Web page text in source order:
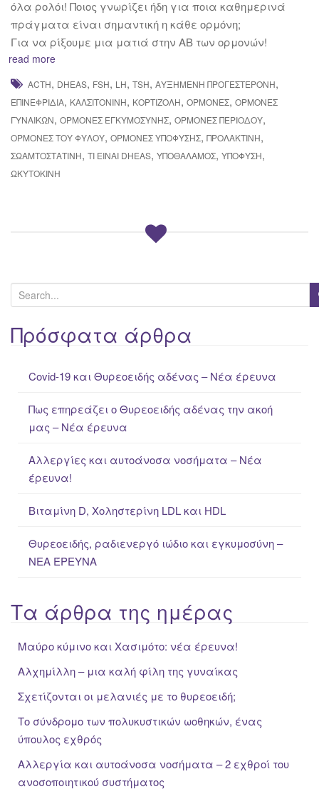
όλα ρολόι! Ποιος γνωρίζει ήδη για ποια καθημερινά
πράγματα είναι σημαντική η κάθε ορμόνη;
Για να ρίξουμε μια ματιά στην ΑΒ των ορμονών!
read more
ACTH, DHEAS, FSH, LH, TSH, ΑΥΞΗΜΈΝΗ ΠΡΟΓΕΣΤΕΡΌΝΗ,
ΕΠΙΝΕΦΡΙΔΊΑ, ΚΑΛΣΙΤΟΝΊΝΗ, ΚΟΡΤΙΖΌΛΗ, ΟΡΜΌΝΕΣ, ΟΡΜΌΝΕΣ
ΓΥΝΑΙΚΏΝ, ΟΡΜΌΝΕΣ ΕΓΚΥΜΟΣΎΝΗΣ, ΟΡΜΌΝΕΣ ΠΕΡΙΌΔΟΥ,
ΟΡΜΌΝΕΣ ΤΟΥ ΦΎΛΟΥ, ΟΡΜΌΝΕΣ ΥΠΌΦΥΣΗΣ, ΠΡΟΛΑΚΤΊΝΗ,
ΣΩΑΜΤΟΣΤΑΤΊΝΗ, ΤΙ ΕΊΝΑΙ DHEAS, ΥΠΟΘΆΛΑΜΟΣ, ΥΠΌΦΥΣΗ,
ΩΚΥΤΟΚΊΝΗ
e
a
rΠρόσφατα άρθρα
Covid-19 και Θυρεοειδής αδένας – Νέα έρευνα
Πως επηρεάζει ο Θυρεοειδής αδένας την ακοή
μας – Νέα έρευνα
Αλλεργίες και αυτοάνοσα νοσήματα – Νέα
έρευνα!
Βιταμίνη D, Χοληστερίνη LDL και HDL
Θυρεοειδής, ραδιενεργό ιώδιο και εγκυμοσύνη –
ΝΕΑ ΈΡΕΥΝΑ
Τα άρθρα της ημέρας
Μαύρο κύμινο και Χασιμότο: νέα έρευνα!
Αλχημίλλη – μια καλή φίλη της γυναίκας
Σχετίζονται οι μελανιές με το θυρεοειδή;
Το σύνδρομο των πολυκυστικών ωοθηκών, ένας
ύπουλος εχθρός
Αλλεργία και αυτοάνοσα νοσήματα – 2 εχθροί του
ανοσοποιητικού συστήματος